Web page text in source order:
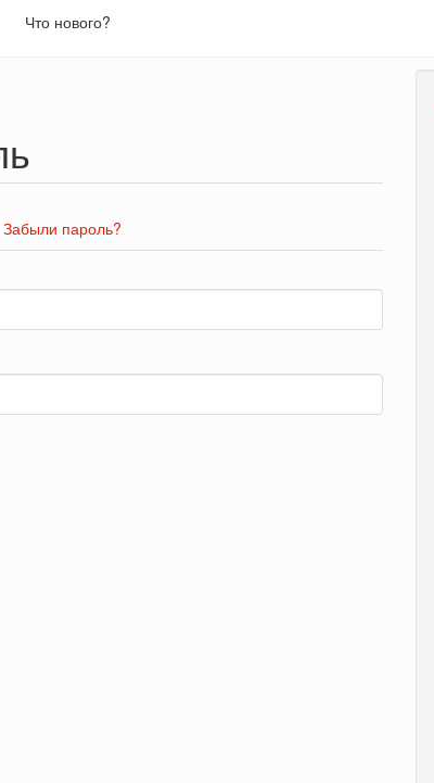
Что нового?
Забыли пароль?